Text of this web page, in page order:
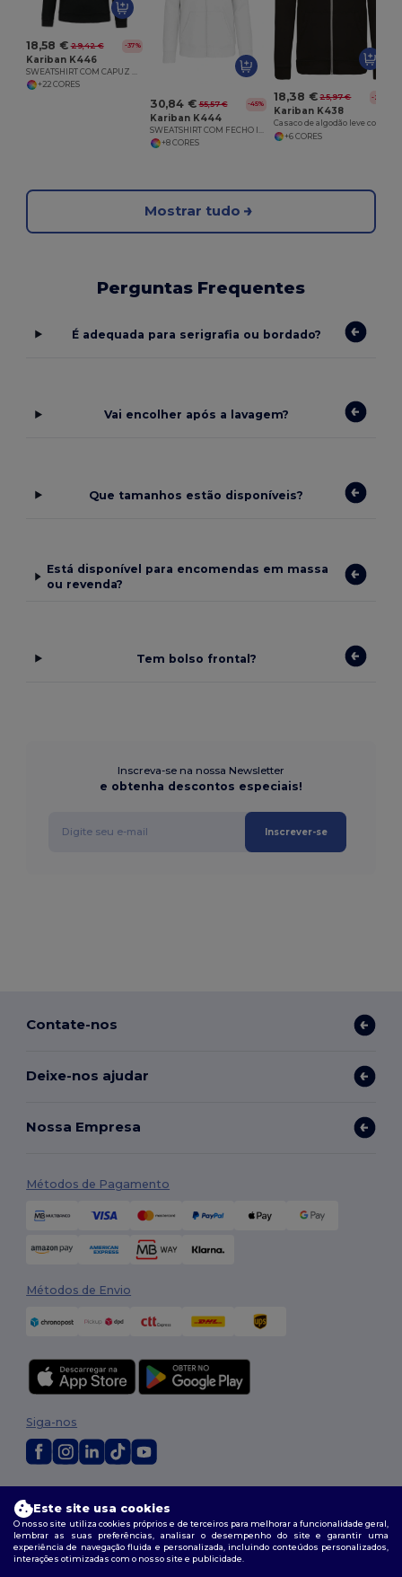
18,58 € 29,42 € -37%
Kariban K446
+22 CORES
30,84 € 55,57 € -45%
Kariban K444
+8 CORES
18,38 € 25,97 € -29%
Kariban K438
+6 CORES
Mostrar tudo
Perguntas Frequentes
É adequada para serigrafia ou bordado?
Vai encolher após a lavagem?
Que tamanhos estão disponíveis?
Está disponível para encomendas em massa
ou revenda?
Tem bolso frontal?
Inscreva-se na nossa Newsletter
e obtenha descontos especiais!
Inscrever-se
Contate-nos
Deixe-nos ajudar
Nossa Empresa
Métodos de Pagamento
Métodos de Envio
Termos e Condições |Política de personalização
|Política de cookies|Mapa do Site
Siga-nos
Este site usa cookies
O nosso site utiliza cookies próprios e de terceiros para melhorar a funcionalidade geral,
lembrar as suas preferências, analisar o desempenho do site e garantir uma
experiência de navegação fluida e personalizada, incluindo conteúdos personalizados,
interações otimizadas com o nosso site e publicidade.